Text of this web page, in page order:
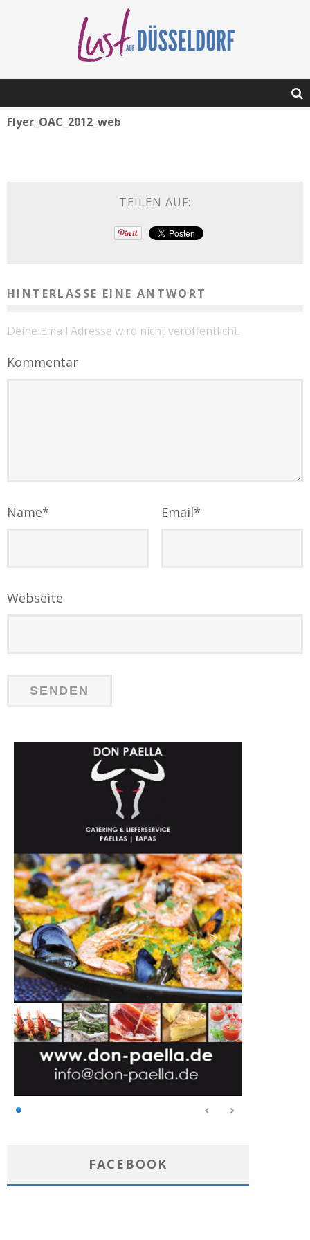
Flyer_OAC_2012_web
TEILEN AUF:
HINTERLASSE EINE ANTWORT
Deine Email Adresse wird nicht veröffentlicht.
Kommentar
Name* Email*
Webseite
FACEBOOK